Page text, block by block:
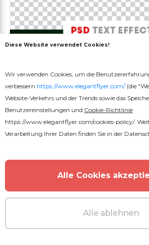
Kostenlos
Königlicher Texteffekt
Diese Website verwendet Cookies!
Wir verwenden Cookies, um die
verbessern https://www.elegantflyer.com/(die
Website-Verkehrs und der Trends sowie das
Benutzereinstellungen und Cookie-Richtlinie
https://www.elegantflyer.com/cookies-policy/.
Verarbeitung Ihrer Daten finden Sie in der
Alle Cookies
Alle ablehnen